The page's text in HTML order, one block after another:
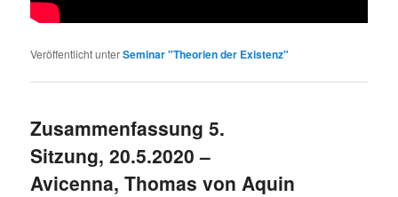
Veröffentlicht unterSeminar "Theorien der Existenz"
Zusammenfassung 5.
Sitzung, 20.5.2020 –
Avicenna, Thomas von Aquin